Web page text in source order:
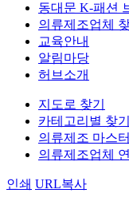
동대문 K-패션
의류제조업체 찾
교육안내
알림마당
허브소개
지도로 찾기
카테고리별 찾기
의류제조 마스
의류제조업체
인쇄 URL복사